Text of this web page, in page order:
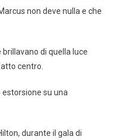
non deve nulla e che
brillavano di quella luce
centro.
estorsione su una
durante il gala di